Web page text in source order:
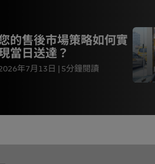
的售後市場策略如何實
當日送達？
年7月13日 5分鐘閱讀